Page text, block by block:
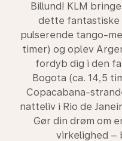
Billund! KLM
dette fantastiske
pulserende tango-
timer) og oplev
fordyb dig i den
Bogota (ca. 14,5
Copacabana-
natteliv i Rio de
Gør din drøm om
virkelighed –